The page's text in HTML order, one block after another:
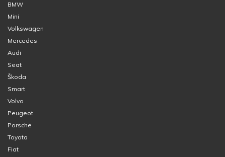
BMW
Mini
Volkswagen
Mercedes
Audi
Seat
Škoda
Smart
Volvo
Peugeot
Porsche
Toyota
Fiat